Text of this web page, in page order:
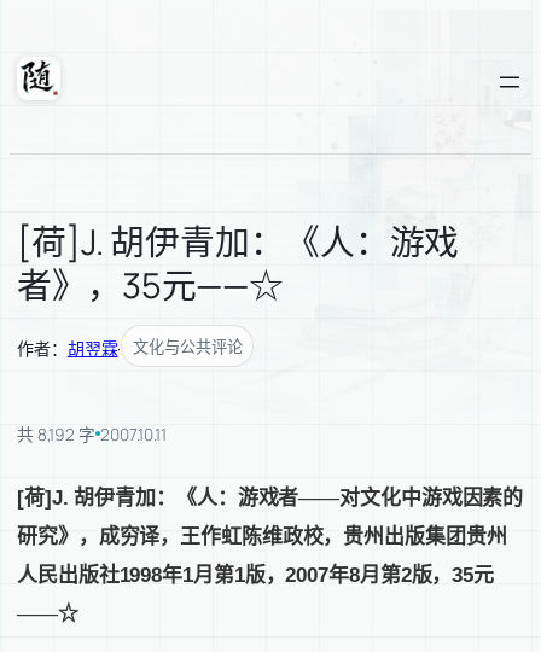
内
随轩
[荷]J. 胡伊青加：《人：游戏
者》，35元——☆
作者： 胡翌霖· 文化与公共评论
共 8,192 字 2007.10.11
[荷]J. 胡伊青加：《人：游戏者——对文化中游戏因素的
研究》，成穷译，王作虹陈维政校，贵州出版集团贵州
人民出版社1998年1月第1版，2007年8月第2版，35元
——☆